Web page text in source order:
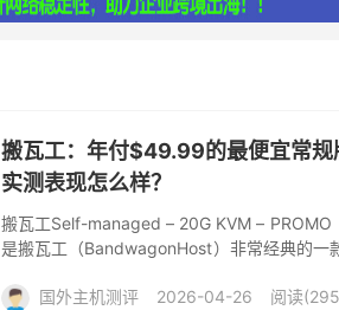
搬瓦工：年付$49.99的最便宜常
实测表现怎么样？
搬瓦工Self-managed – 20G KVM – PROMO
是搬瓦工（BandwagonHost）非常经典的
国外主机测评
2026-04-26 阅读